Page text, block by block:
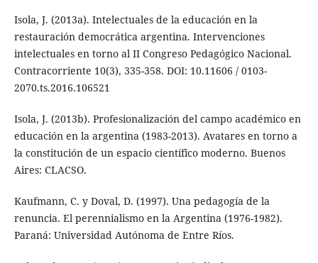
Isola, J. (2013a). Intelectuales de la educación en la
restauración democrática argentina. Intervenciones
intelectuales en torno al II Congreso Pedagógico Nacional.
Contracorriente 10(3), 335-358. DOI: 10.11606 / 0103-
2070.ts.2016.106521
Isola, J. (2013b). Profesionalización del campo académico en
educación en la argentina (1983-2013). Avatares en torno a
la constitución de un espacio científico moderno. Buenos
Aires: CLACSO.
Kaufmann, C. y Doval, D. (1997). Una pedagogía de la
renuncia. El perennialismo en la Argentina (1976-1982).
Paraná: Universidad Autónoma de Entre Ríos.